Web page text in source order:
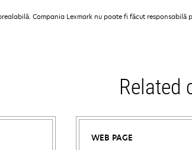
Compania Lexmark nu poate fi făcut responsabilă
Related
WEB PAGE